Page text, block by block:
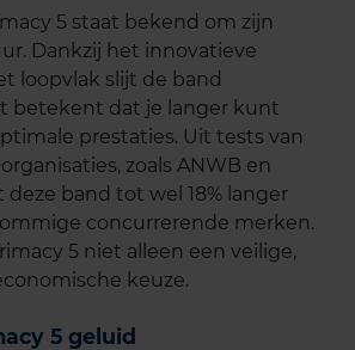
5 staat bekend om zijn
Dankzij het innovatieve
loopvlak slijt de band
betekent dat je langer kunt
prestaties. Uit tests van
zoals ANWB en
deze band tot wel 18% langer
concurrerende merken.
5 niet alleen een veilige,
keuze.
5 geluid